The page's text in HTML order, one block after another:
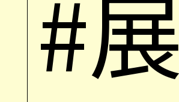
#展